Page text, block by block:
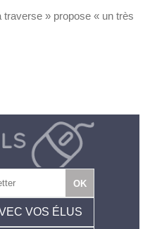
traverse » propose « un très
VOS ÉLUS